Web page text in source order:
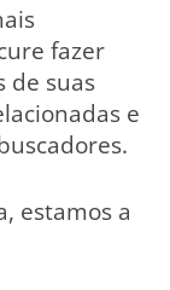
fazer
de suas
e
estamos a